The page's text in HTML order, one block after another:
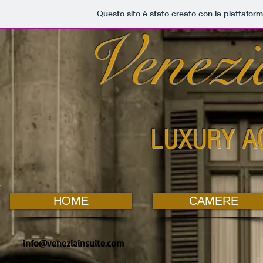
Questo sito è stato creato con la
LUXURY
HOME CAMERE
info@veneziainsuite.com